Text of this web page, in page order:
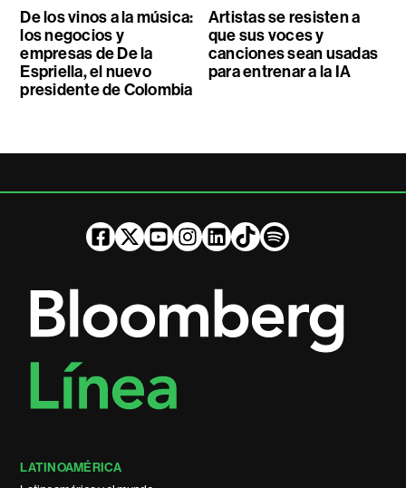
De los vinos a la música:
los negocios y
empresas de De la
Espriella, el nuevo
presidente de Colombia
Artistas se resisten a
que sus voces y
canciones sean usadas
para entrenar a la IA
LATINOAMÉRICA